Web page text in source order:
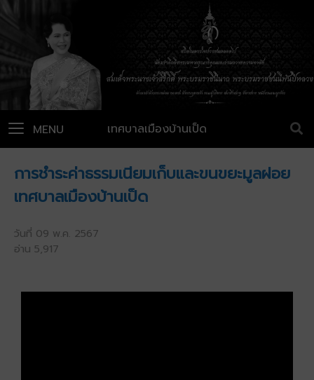
เทศบาลเมืองบ้านเป็ด
MENU
การชำระค่าธรรมเนียมเก็บและขนขยะมูลฝอย
เทศบาลเมืองบ้านเป็ด
วันที่ 09 พ.ค. 2567
อ่าน 5,917